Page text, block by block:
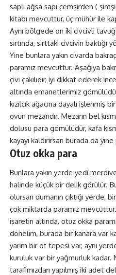
saplı ağsa sapı çemşirden (
kitabı mevcuttur, üç mühür ile
Aynı bölgede on iki civcivli
sırtında, sırttaki civcivin baktığı
Yine bunlara yakın civarda
paramız mevcuttur. Aşağıya
çivi çakılıdır, iyi dikkat ederek
altında emanetlerimiz
kızılcık ağacına dayalı işlenmiş
ovun mezarıdır. Mezarın bel
dolusu para gömülüdür, kafa
kayayı kaldırırsan burada da
Otuz okka para
Bunlara yakın yerde yedi
halinde küçük bir delik görülür.
olursan dumanın çıktığı yerde,
çok miktarda paramız
işaretin altında, otuz okka
dönelim, burada bir kanara var
yarım bir ot tepesi var, aynı
kuruluk var bir yağmurluk kadar.
tarafımızdan yapılmış iki adet